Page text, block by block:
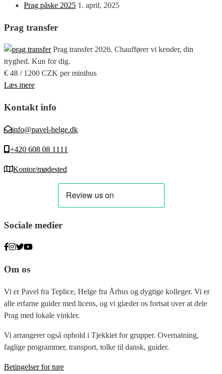
Prag påske 2025 1. april, 2025
Prag transfer
Prag transfer 2026. Chauffører vi kender, din
tryghed. Kun for dig.
€ 48 / 1200 CZK per minibus
Læs mere
Kontakt info
info@pavel-helge.dk
+420 608 08 1111
Kontor/mødested
Sociale medier
Om os
Vi er Pavel fra Teplice, Helge fra Århus og dygtige kolleger. Vi er
alle erfarne guider med licens, og vi glæder os fortsat over at dele
Prag med lokale vinkler.
Vi arrangerer også ophold i Tjekkiet for grupper. Overnatning,
faglige programmer, transport, tolke til dansk, guider.
Betingelser for ture